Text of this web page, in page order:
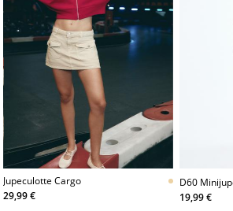
Jupeculotte Cargo
29,99 €
D60
19,99 €